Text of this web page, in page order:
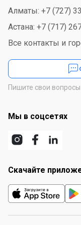
Алматы: +7 (727)
Астана: +7 (717)
Все контакты и
Пишите свои
Мы в соцсетях
Скачайте